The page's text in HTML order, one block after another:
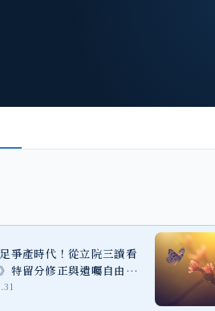
爭產時代！從立院三讀看
》特留分修正與遺囑自由之